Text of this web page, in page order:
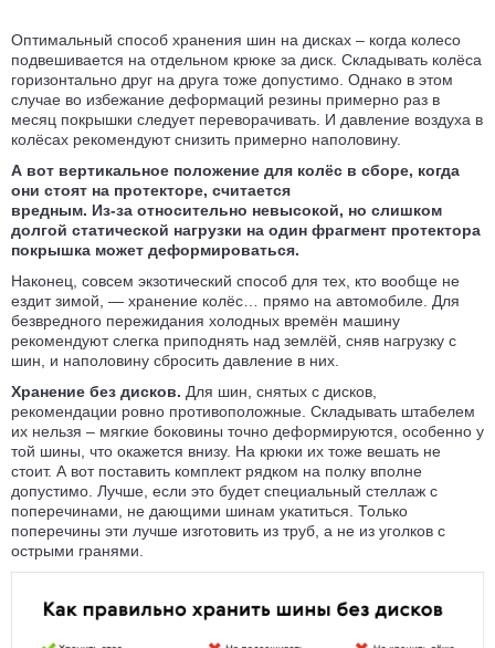
Оптимальный способ хранения шин на дисках – когда колесо
подвеши­вается на отдельном крюке за диск. Складывать колёса
горизонтально друг на друга тоже допустимо. Однако в этом
случае во избежание деформаций резины примерно раз в
месяц покрышки следует пере­ворачивать. И давление воздуха в
колёсах рекомендуют снизить примерно наполовину.
А вот вертикальное положение для колёс в сборе, когда
они стоят на протекторе, считается
вредным. Из-за относительно невысокой, но слишком
долгой статической нагрузки на один фрагмент протектора
покрышка может деформироваться.
Наконец, совсем экзотический способ для тех, кто вообще не
ездит зимой, — хранение колёс… прямо на автомобиле. Для
безвредного пере­жидания холодных времён машину
рекомендуют слегка приподнять над землёй, сняв нагрузку с
шин, и наполовину сбросить давление в них.
Хранение без дисков. Для шин, снятых с дисков,
рекомендации ровно противо­положные. Складывать штабелем
их нельзя – мягкие боковины точно деформи­руются, особенно у
той шины, что окажется внизу. На крюки их тоже вешать не
стоит. А вот поставить комплект рядком на полку вполне
допустимо. Лучше, если это будет специальный стеллаж с
попере­чинами, не дающими шинам укатиться. Только
поперечины эти лучше изготовить из труб, а не из уголков с
острыми гранями.